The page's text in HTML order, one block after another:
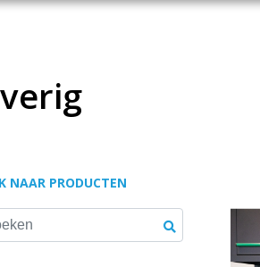
NAAR PRODUCTEN